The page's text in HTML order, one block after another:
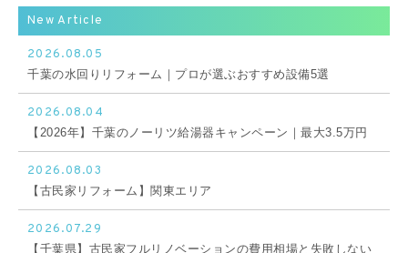
New Article
2026.08.05
千葉の水回りリフォーム｜プロが選ぶおすすめ設備5選
2026.08.04
【2026年】千葉のノーリツ給湯器キャンペーン｜最大3.5万円
2026.08.03
【古民家リフォーム】関東エリア
2026.07.29
【千葉県】古民家フルリノベーションの費用相場と失敗しない